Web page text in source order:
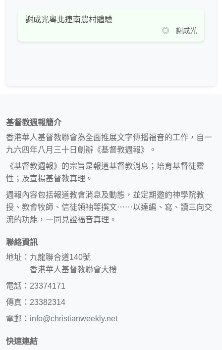
謝成光粵北連南農村體驗
◎ 謝成光
基督教週報簡介
香港華人基督教聯會為全面推展文字傳播福音的工作，自一
九六四年八月三十日創辦《基督教週報》。
《基督教週報》的宗旨是報道基督教消息；培育基督徒靈
性；及宣揚基督教真理。
週報內容包括報道教會消息及動態，並定期邀約神學院教
授、教會牧師、信徒領袖等撰文⋯⋯以達編、寫、讀三向交
流的功能，一同見證福音真理。
聯絡資訊
地址：九龍聯合道140號
香港華人基督教聯會大樓
電話：23374171
傳真：23382314
電郵： info@christianweekly.net
快速連結